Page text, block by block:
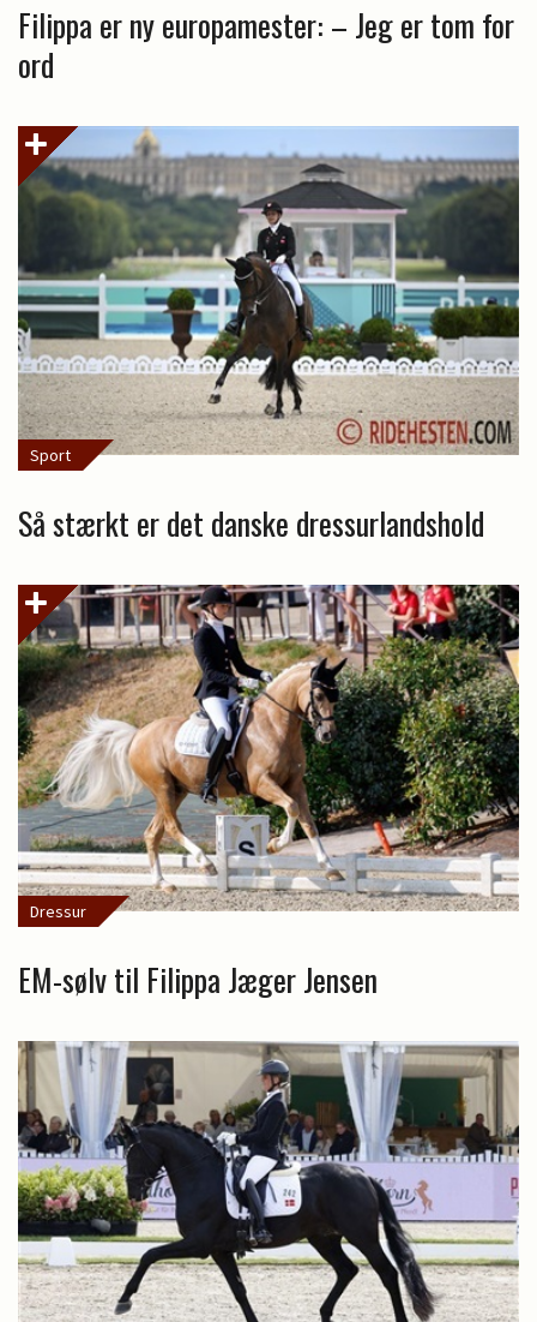
Filippa er ny europamester: – Jeg er tom for
ord
Sport
Så stærkt er det danske dressurlandshold
Dressur
EM-sølv til Filippa Jæger Jensen